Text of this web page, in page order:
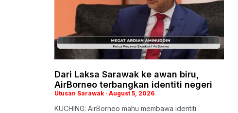
Dari Laksa Sarawak ke awan biru,
AirBorneo terbangkan identiti negeri
Utusan Sarawak August 5, 2026
KUCHING: AirBorneo mahu membawa identiti